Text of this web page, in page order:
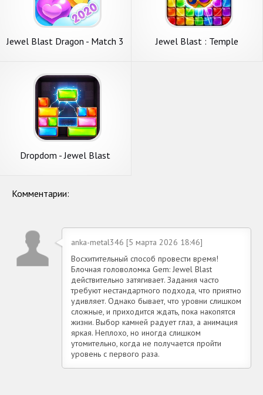
Jewel Blast Dragon - Match 3
Jewel Blast : Temple
Dropdom - Jewel Blast
Комментарии:
anka-metal346 [5 марта 2026 18:46]
Восхитительный способ провести время!
Блочная головоломка Gem: Jewel Blast
действительно затягивает. Задания часто
требуют нестандартного подхода, что приятно
удивляет. Однако бывает, что уровни слишком
сложные, и приходится ждать, пока накопятся
жизни. Выбор камней радует глаз, а анимация
яркая. Неплохо, но иногда слишком
утомительно, когда не получается пройти
уровень с первого раза.